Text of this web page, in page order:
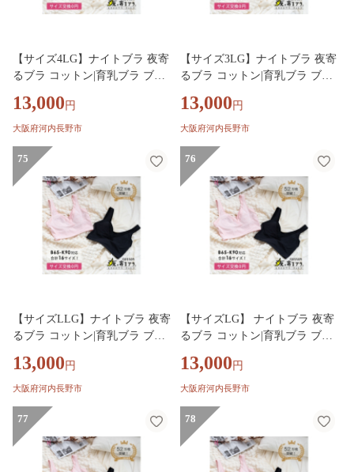
【サイズ4LG】ナイトブラ 夜寄
るブラ コットン|育乳ブラ ブラ
ヤーブラ ノンワイヤー バスト
アップ 綿 脇高ブラ 下着 ブラ
し 夜ブラ 夜用ブラ ナイトブラ
ジャー 補整 補正 ヘブンジャパ
ン HEAVEN Japan
13,000 円
大阪府河内長野市
【サイズ3LG】ナイトブラ 夜寄
るブラ コットン|育乳ブラ ブラ
ヤーブラ ノンワイヤー バスト
アップ 綿 脇高ブラ 下着 ブラ
し 夜ブラ 夜用ブラ ナイトブラ
ジャー 補整 補正 ヘブンジャパ
ン HEAVEN Japan
13,000 円
大阪府河内長野市
75
【サイズLLG】ナイトブラ 夜寄
るブラ コットン|育乳ブラ ブラ
ヤーブラ ノンワイヤー バスト
アップ 綿 脇高ブラ 下着 ブラ
し 夜ブラ 夜用ブラ ナイトブラ
ジャー 補整 補正 ヘブンジャパ
ン HEAVEN Japan
13,000 円
大阪府河内長野市
76
【サイズLG】 ナイトブラ 夜寄
るブラ コットン|育乳ブラ ブラ
ヤーブラ ノンワイヤー バスト
アップ 綿 脇高ブラ 下着 ブラ
し 夜ブラ 夜用ブラ ナイトブラ
ジャー 補整 補正 ヘブンジャパ
ン HEAVEN Japan
13,000 円
大阪府河内長野市
77 78